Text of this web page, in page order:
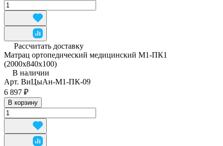
Рассчитать доставку
Матрац ортопедический медицинский М1-ПК1
(2000x840x100)
В наличии
Арт. ВиЦыАн-М1-ПК-09
6 897 ₽
В корзину